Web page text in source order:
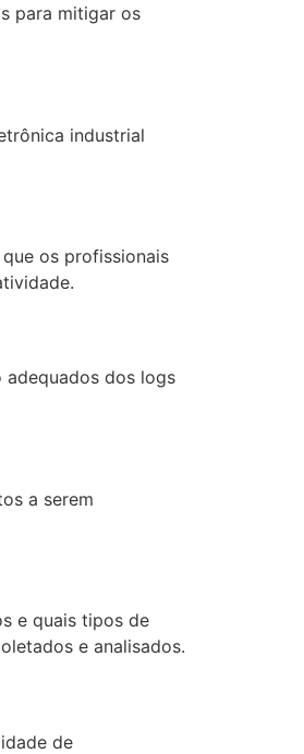
para mitigar os
industrial
os profissionais
adequados dos logs
a serem
e quais tipos de
e analisados.
de